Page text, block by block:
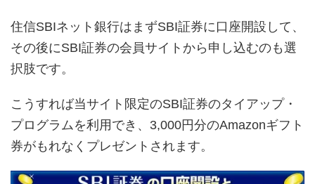
住信SBIネット銀行はまずSBI証券に口座開設して、
その後にSBI証券の会員サイトから申し込むのも選
択肢です。
こうすれば当サイト限定のSBI証券のタイアップ・
プログラムを利用でき、3,000円分のAmazonギフト
券がもれなくプレゼントされます。